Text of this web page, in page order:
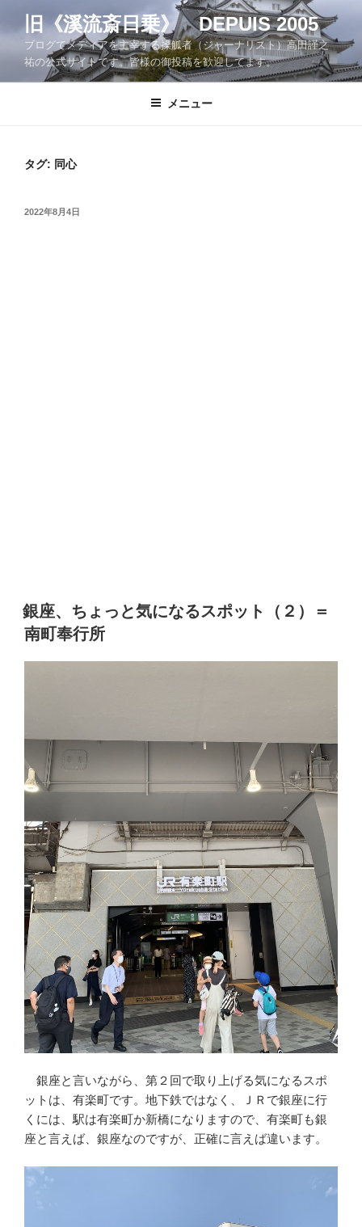
ツ
旧《溪流斎日乗》 DEPUIS 2005
ブログでメディアを主宰する操觚者（ジャーナリスト）高田謹之
祐の公式サイトです。皆様の御投稿を歓迎してます。
メニュー
タグ: 同心
投
2022年8月4日
銀座、ちょっと気になるスポット（２）＝
南町奉行所
銀座と言いながら、第２回で取り上げる気になるスポ
ットは、有楽町です。地下鉄ではなく、ＪＲで銀座に行
くには、駅は有楽町か新橋になりますので、有楽町も銀
座と言えば、銀座なのですが、正確に言えば違います。